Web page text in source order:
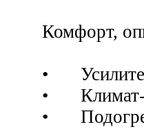
Комфорт,
•
•
•